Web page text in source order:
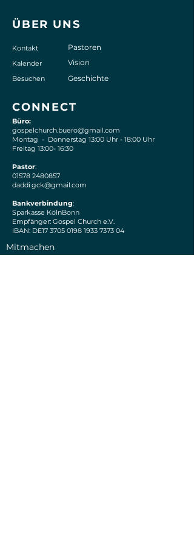
ÜBER UNS
Kontakt Pastoren
Kalender Vision
Besuchen Geschichte
Büro:
gospelchurch.buero@gmail.com
Montag - Donnerstag 13:00 Uhr - 18:00 Uhr
Freitag 13:00- 16:30
Pastor:
01578 2480857
daddi.gck@gmail.com
Bankverbindung:
Sparkasse KölnBonn
Empfänger: Gospel Church e.V.
IBAN: DE17 3705 0198 1933 7373 04
CONNECT
Mitmachen